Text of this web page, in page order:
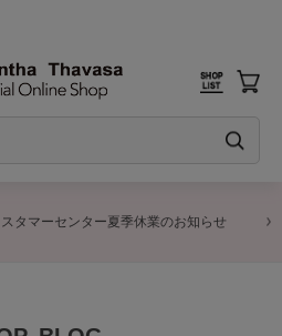
タマーセンター夏季休業のお知らせ